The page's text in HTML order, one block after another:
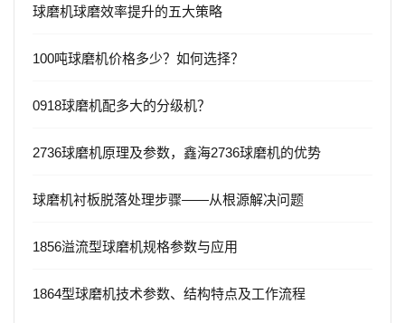
球磨机球磨效率提升的五大策略
100吨球磨机价格多少？如何选择？
0918球磨机配多大的分级机？
2736球磨机原理及参数，鑫海2736球磨机的优势
球磨机衬板脱落处理步骤——从根源解决问题
1856溢流型球磨机规格参数与应用
1864型球磨机技术参数、结构特点及工作流程